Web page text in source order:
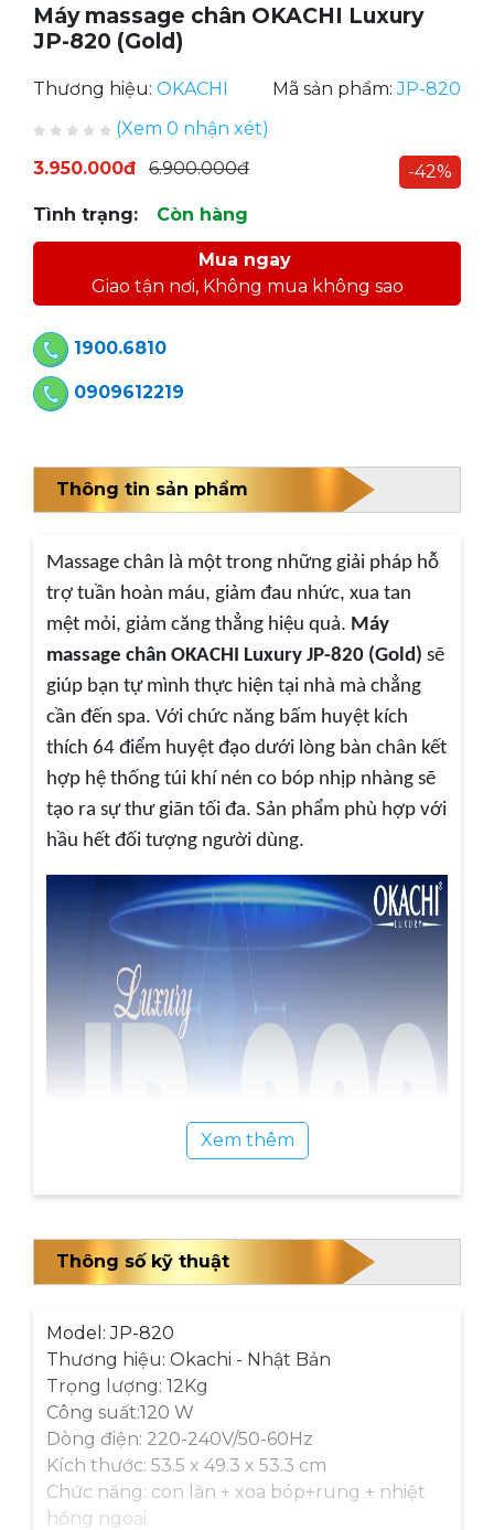
Máy massage chân OKACHI Luxury
JP-820 (Gold)
Thương hiệu: OKACHI Mã sản phẩm:JP-820
(Xem 0 nhận xét)
3.950.000đ
6.900.000đ -42%
Tình trạng: Còn hàng
Mua ngay
Giao tận nơi, Không mua không sao
1900.6810
0909612219
Thông tin sản phẩm
Massage chân là một trong những giải pháp hỗ
trợ tuần hoàn máu, giảm đau nhức, xua tan
mệt mỏi, giảm căng thẳng hiệu quả. Máy
massage chân OKACHI Luxury JP-820 (Gold) sẽ
giúp bạn tự mình thực hiện tại nhà mà chẳng
cần đến spa. Với chức năng bấm huyệt kích
thích 64 điểm huyệt đạo dưới lòng bàn chân kết
hợp hệ thống túi khí nén co bóp nhịp nhàng sẽ
tạo ra sự thư giãn tối đa. Sản phẩm phù hợp với
hầu hết đối tượng người dùng.
Xem thêm
Thông số kỹ thuật
Model: JP-820
Thương hiệu: Okachi - Nhật Bản
Trọng lượng: 12Kg
Công suất:120 W
Dòng điện: 220-240V/50-60Hz
Kích thước: 53.5 x 49.3 x 53.3 cm
Chức năng: con lăn + xoa bóp+rung + nhiệt
hồng ngoại